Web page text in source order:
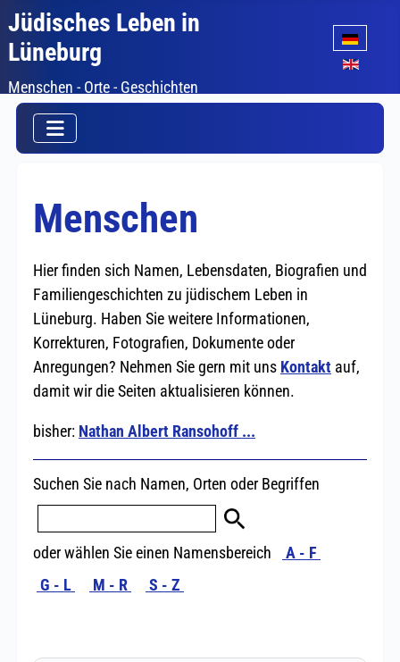
Jüdisches Leben in
Lüneburg
Menschen - Orte - Geschichten
Sprache